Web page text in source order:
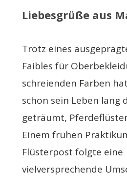
Liebesgrüße aus
Trotz eines
Faibles für
schreienden Farben
schon sein Leben lang
geträumt,
Einem frühen
Flüsterpost folgte eine
vielversprechende